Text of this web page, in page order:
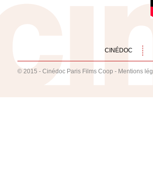
CINÉDOC
© 2015 - Cinédoc Paris Films Coop - Mentions